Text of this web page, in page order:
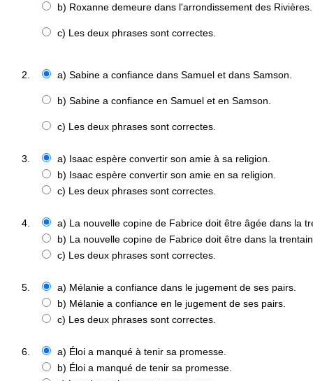
Données sociolinguistiques
b) Roxanne demeure dans l'arrondissement des Rivières.
c) Les deux phrases sont correctes.
2. a) Sabine a confiance dans Samuel et dans Samson.
b) Sabine a confiance en Samuel et en Samson.
c) Les deux phrases sont correctes.
3.
a) Isaac espère convertir son amie à sa religion.
b) Isaac espère convertir son amie en sa religion.
c) Les deux phrases sont correctes.
4.
a) La nouvelle copine de Fabrice doit être âgée dans la
b) La nouvelle copine de Fabrice doit être dans la
c) Les deux phrases sont correctes.
5.
a) Mélanie a confiance dans le jugement de ses pairs.
b) Mélanie a confiance en le jugement de ses pairs.
c) Les deux phrases sont correctes.
6.
a) Éloi a manqué à tenir sa promesse.
b) Éloi a manqué de tenir sa promesse.